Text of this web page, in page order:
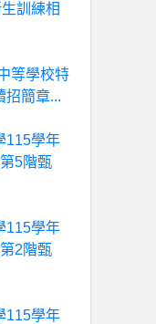
訓練相
等學校特
招簡章...
115學年
5階甄
115學年
2階甄
115學年